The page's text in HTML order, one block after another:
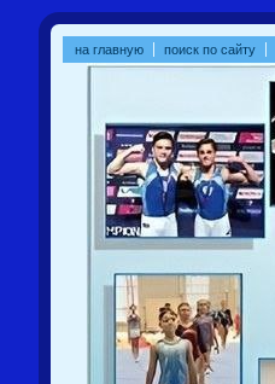
на главную поиск по сайту